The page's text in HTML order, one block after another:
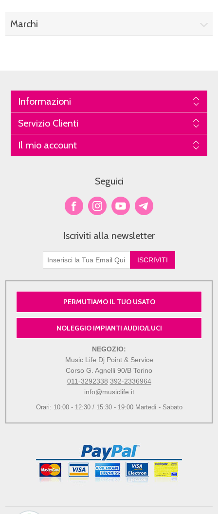
Marchi
Informazioni
Servizio Clienti
Il mio account
Seguici
Iscriviti alla newsletter
PERMUTIAMO IL TUO USATO
NOLEGGIO IMPIANTI AUDIO/LUCI
NEGOZIO:
Music Life Dj Point & Service
Corso G. Agnelli 90/B Torino
011-3292338 392-2336964
info@musiclife.it
Orari: 10:00 - 12:30 / 15:30 - 19:00 Martedì - Sabato